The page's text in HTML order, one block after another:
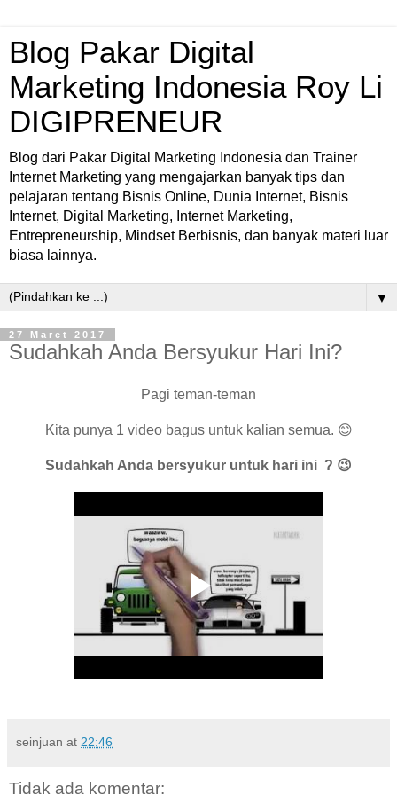
Blog Pakar Digital
Marketing Indonesia Roy Li
DIGIPRENEUR
Blog dari Pakar Digital Marketing Indonesia dan Trainer
Internet Marketing yang mengajarkan banyak tips dan
pelajaran tentang Bisnis Online, Dunia Internet, Bisnis
Internet, Digital Marketing, Internet Marketing,
Entrepreneurship, Mindset Berbisnis, dan banyak materi luar
biasa lainnya.
▼
27 Maret 2017
Sudahkah Anda Bersyukur Hari Ini?
Pagi teman-teman
Kita punya 1 video bagus untuk kalian semua. 😊
Sudahkah Anda bersyukur untuk hari ini ? 😉
seinjuan at 22:46
Tidak ada komentar: